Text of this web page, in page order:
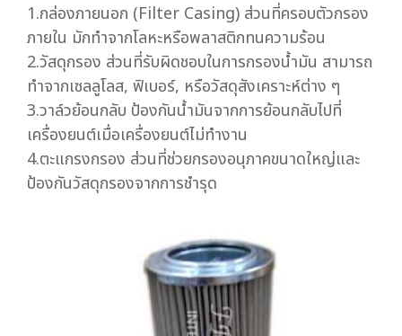
1.กล่องภายนอก (Filter Casing) ส่วนที่ครอบตัวกรอง
ภายใน มักทำจากโลหะหรือพลาสติกทนความร้อน
2.วัสดุกรอง ส่วนที่รับผิดชอบในการกรองน้ำมัน สามารถ
ทำจากเซลลูโลส, ฟิเบอร์, หรือวัสดุสังเคราะห์ต่าง ๆ
3.วาล์วย้อนกลับ ป้องกันน้ำมันจากการย้อนกลับไปที่
เครื่องยนต์เมื่อเครื่องยนต์ไม่ทำงาน
4.ตะแกรงกรอง ส่วนที่ช่วยกรองอนุภาคขนาดใหญ่และ
ป้องกันวัสดุกรองจากการชำรุด